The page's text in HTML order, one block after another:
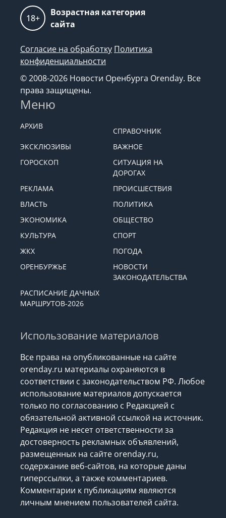
18+
Возрастная категория
сайта
Согласие на обработку Политика
конфиденциальности
© 2008-2026 Новости Оренбурга Orenday. Все
права защищены.
Меню
АРХИВ
СПРАВОЧНИК
ЭКСКЛЮЗИВЫ
ВАЖНОЕ
ГОРОСКОП
СИТУАЦИЯ НА
ДОРОГАХ
РЕКЛАМА
ПРОИСШЕСТВИЯ
ВЛАСТЬ
ПОЛИТИКА
ЭКОНОМИКА
ОБЩЕСТВО
КУЛЬТУРА
СПОРТ
ЖКХ
ПОГОДА
ОРЕНБУРЖЬЕ
НОВОСТИ
ЗАКОНОДАТЕЛЬСТВА
РАСПИСАНИЕ ДАЧНЫХ
МАРШРУТОВ-2026
Использование материалов
Все права на опубликованные на сайте
orenday.ru материалы охраняются в
соответствии с законодательством РФ. Любое
использование материалов допускается
только по согласованию с Редакцией с
обязательной активной ссылкой на источник.
Редакция не несет ответственности за
достоверность рекламных объявлений,
размещенных на сайте orenday.ru,
содержание веб-сайтов, на которые даны
гиперссылки, а также комментариев.
Комментарии к публикациям являются
личным мнением пользователей сайта.